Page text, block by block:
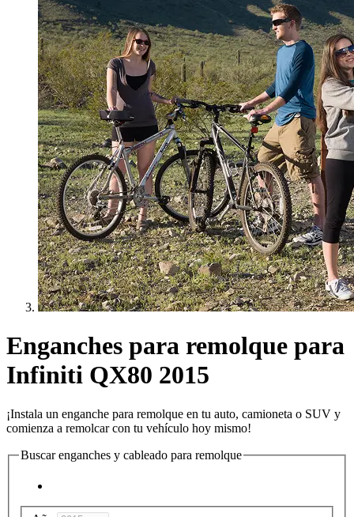
Enganches para remolque para
Infiniti QX80 2015
¡Instala un enganche para remolque en tu auto, camioneta o SUV y
comienza a remolcar con tu vehículo hoy mismo!
Buscar enganches y cableado para remolque